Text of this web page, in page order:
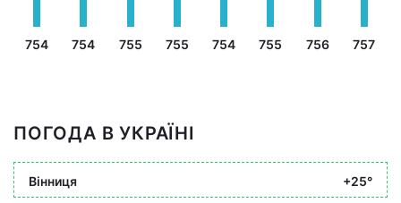
754 754 755 755 754 755 756 757
ПОГОДА В УКРАЇНІ
Вінниця +25°